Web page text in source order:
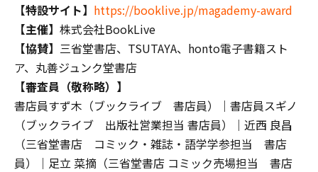
【特設サイト】 https://booklive.jp/magademy-award
【主催】 株式会社BookLive
【協賛】 三省堂書店、TSUTAYA、honto電子書籍スト
ア、丸善ジュンク堂書店
【審査員（敬称略）】
書店員すず木（ブックライブ 書店員）｜書店員スギノ
（ブックライブ 出版社営業担当 書店員）｜近西 良昌
（三省堂書店 コミック・雑誌・語学学参担当 書店
員）｜足立 菜摘（三省堂書店 コミック売場担当 書店